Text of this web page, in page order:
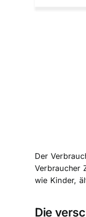
Der
Verbraucher
wie Kinder,
Die